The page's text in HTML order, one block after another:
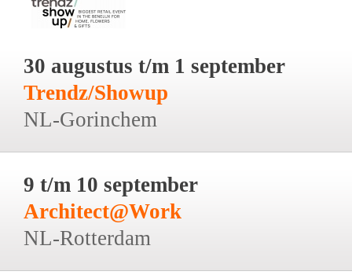
30 augustus t/m 1 september
Trendz/Showup
NL-Gorinchem
9 t/m 10 september
Architect@Work
NL-Rotterdam